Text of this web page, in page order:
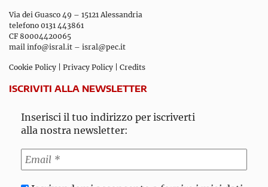
Via dei Guasco 49 – 15121 Alessandria
telefono 0131 443861
CF 80004420065
mail info@isral.it – isral@pec.it
Cookie Policy Privacy Policy Credits
ISCRIVITI ALLA NEWSLETTER
Inserisci il tuo indirizzo per iscriverti
alla nostra newsletter: